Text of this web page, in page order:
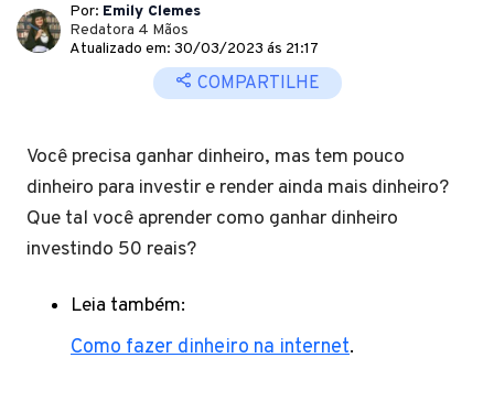
Por: Emily Clemes
Redatora 4 Mãos
Atualizado em: 30/03/2023 ás 21:17
COMPARTILHE
Você precisa ganhar dinheiro, mas tem pouco
dinheiro para investir e render ainda mais dinheiro?
Que tal você aprender como ganhar dinheiro
investindo 50 reais?
Leia também:
Como fazer dinheiro na internet.